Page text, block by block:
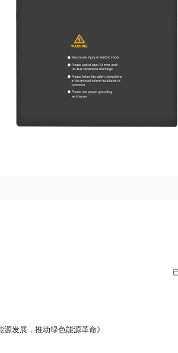
源发展，推动绿色能源革命》